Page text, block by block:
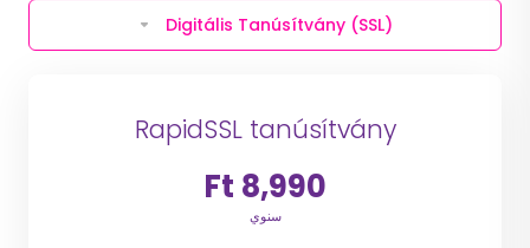
Digitális Tanúsítvány (SSL)
RapidSSL tanúsítvány
8,990 Ft
سنوي